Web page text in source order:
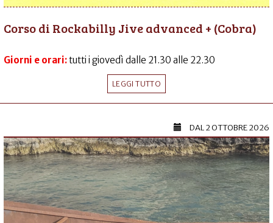
Corso di Rockabilly Jive advanced + (Cobra)
Giorni e orari:tutti i giovedì dalle 21.30 alle 22.30
LEGGI TUTTO
DAL2 OTTOBRE 2026